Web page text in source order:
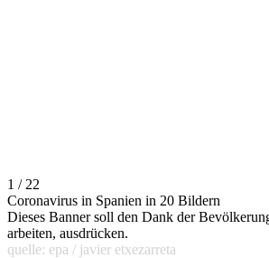
1 / 22
Coronavirus in Spanien in 20 Bildern
Dieses Banner soll den Dank der
arbeiten, ausdrücken.
quelle: epa / javier etxezarreta